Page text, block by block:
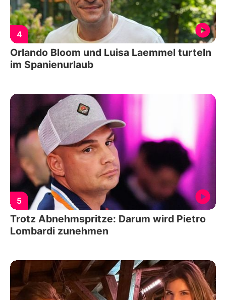
4
Orlando Bloom und Luisa Laemmel turteln
im Spanienurlaub
5
Trotz Abnehmspritze: Darum wird Pietro
Lombardi zunehmen